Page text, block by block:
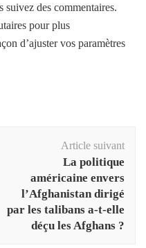
des commentaires.
pour plus
d’ajuster vos paramètres
Article suivant
La politique
américaine envers
l’Afghanistan dirigé
par les talibans a-t-elle
déçu les Afghans ?